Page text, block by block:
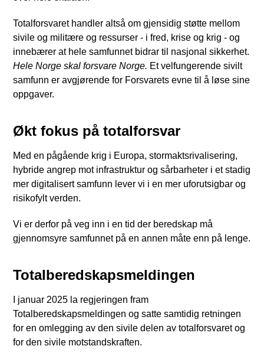
Totalforsvaret handler altså om gjensidig støtte mellom
sivile og militære og ressurser - i fred, krise og krig - og
innebærer at hele samfunnet bidrar til nasjonal sikkerhet.
Hele Norge skal forsvare Norge. Et velfungerende sivilt
samfunn er avgjørende for Forsvarets evne til å løse sine
oppgaver.
Økt fokus på totalforsvar
Med en pågående krig i Europa, stormaktsrivalisering,
hybride angrep mot infrastruktur og sårbarheter i et stadig
mer digitalisert samfunn lever vi i en mer uforutsigbar og
risikofylt verden.
Vi er derfor på veg inn i en tid der beredskap må
gjennomsyre samfunnet på en annen måte enn på lenge.
Totalberedskapsmeldingen
I januar 2025 la regjeringen fram
Totalberedskapsmeldingen og satte samtidig retningen
for en omlegging av den sivile delen av totalforsvaret og
for den sivile motstandskraften.